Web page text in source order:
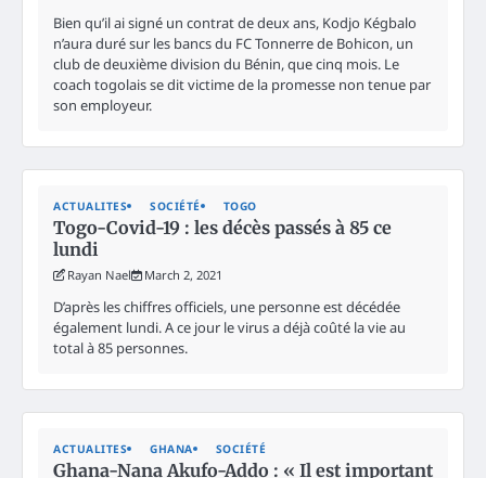
Bien qu’il ai signé un contrat de deux ans, Kodjo Kégbalo
n’aura duré sur les bancs du FC Tonnerre de Bohicon, un
club de deuxième division du Bénin, que cinq mois. Le
coach togolais se dit victime de la promesse non tenue par
son employeur.
ACTUALITES SOCIÉTÉ TOGO
Togo-Covid-19 : les décès passés à 85 ce
lundi
Rayan Nael March 2, 2021
D’après les chiffres officiels, une personne est décédée
également lundi. A ce jour le virus a déjà coûté la vie au
total à 85 personnes.
ACTUALITES GHANA SOCIÉTÉ
Ghana-Nana Akufo-Addo : « Il est important